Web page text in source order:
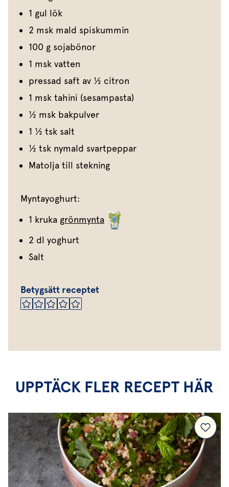
1 gul lök
2 msk mald spiskummin
100 g sojabönor
1 msk vatten
pressad saft av 1⁄2 citron
1 msk tahini (sesampasta)
1⁄2 msk bakpulver
1 1⁄2 tsk salt
1⁄2 tsk nymald svartpeppar
Matolja till stekning
Myntayoghurt:
1 kruka grönmynta
2 dl yoghurt
Salt
Betygsätt receptet
UPPTÄCK FLER RECEPT HÄR